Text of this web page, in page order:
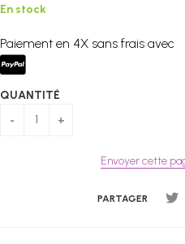
En stock
Paiement en 4X sans frais avec
QUANTITÉ
Envoyer cette
PARTAGER